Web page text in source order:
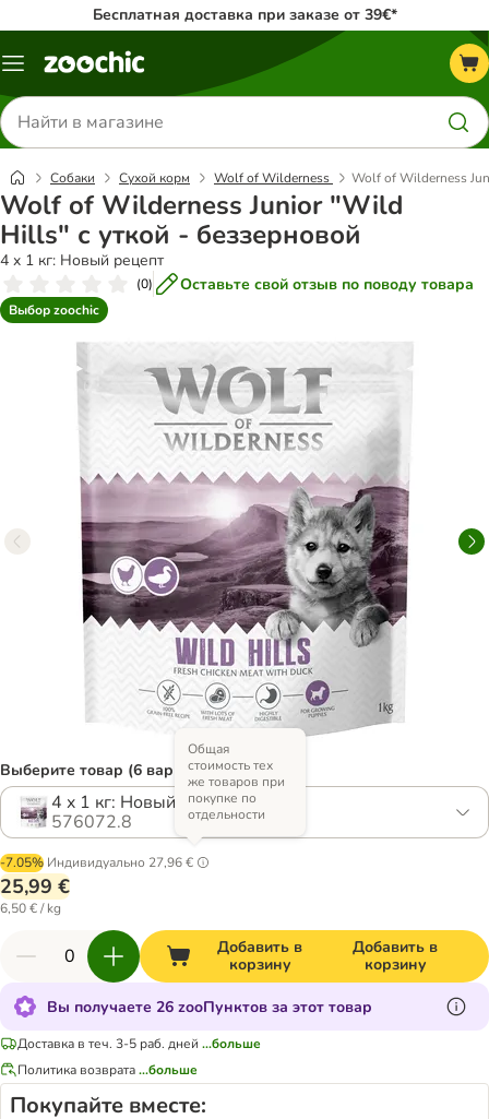
Бесплатная доставка при заказе от 39€*
Каталог
Поиск
товаров
Собаки Сухой корм Wolf of Wilderness Wolf of Wilderness
Wolf of Wilderness Junior "Wild
Hills" с уткой - беззерновой
4 x 1 кг: Новый рецепт
(0) Оставьте свой отзыв по поводу товара
Выбор zoochic
Выберите товар (6 вариантов)
4 x 1 кг: Новый рецепт
576072.8
-7.05% Индивидуально 27,96 €
Общая
стоимость тех
же товаров при
покупке по
отдельности
25,99 €
6,50 € / kg
Добавить в
корзину
Добавить в
корзину
Вы получаете 26 zooПунктов за этот товар
Доставка в теч. 3-5 раб. дней ...больше
Политика возврата...больше
Покупайте вместе: